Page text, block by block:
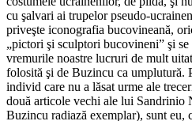
cu şalvari ai trupelor pseudo-
priveşte iconografia bucovineană,
„pictori şi sculptori bucovineni” şi
vremurile noastre lucruri de mult
folosită şi de Buzincu ca umplutură.
individ care nu a lăsat urme ale
două articole vechi ale lui Sandrinio
Buzincu radiază exemplar), sunt eu,